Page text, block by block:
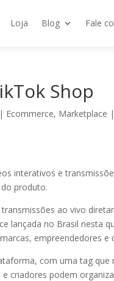
Loja Blog Fale
Shop
| Ecommerce, Marketplace |
interativos e
produto.
ao vivo
lançada no Brasil nesta
empreendedores e
com uma tag
criadores podem